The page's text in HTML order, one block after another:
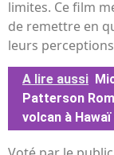
limites. Ce film
de remettre en
leurs
A lire aussi
Patterson
volcan à Hawaï